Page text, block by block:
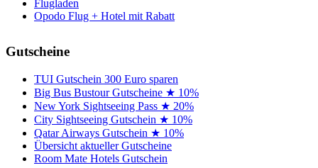
Flugladen
Opodo Flug + Hotel mit Rabatt
Gutscheine
TUI Gutschein 300 Euro sparen
Big Bus Bustour Gutscheine ★ 10%
New York Sightseeing Pass ★ 20%
City Sightseeing Gutschein ★ 10%
Qatar Airways Gutschein ★ 10%
Übersicht aktueller Gutscheine
Room Mate Hotels Gutschein